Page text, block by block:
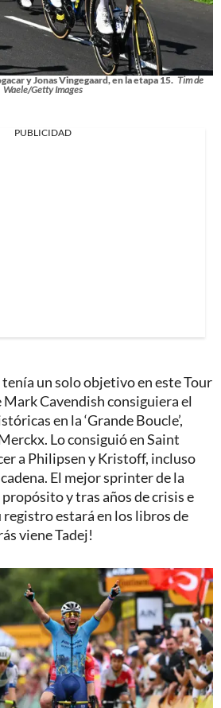
y Jonas Vingegaard, en la etapa 15. Tim de
Waele/Getty Images
PUBLICIDAD
un solo objetivo en este Tour
Mark Cavendish consiguiera el
en la ‘Grande Boucle’,
Lo consiguió en Saint
a Philipsen y Kristoff, incluso
El mejor sprinter de la
y tras años de crisis e
estará en los libros de
viene Tadej!